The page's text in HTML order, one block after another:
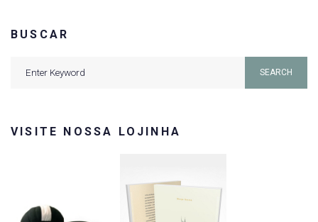
BUSCAR
SEARCH
VISITE NOSSA LOJINHA